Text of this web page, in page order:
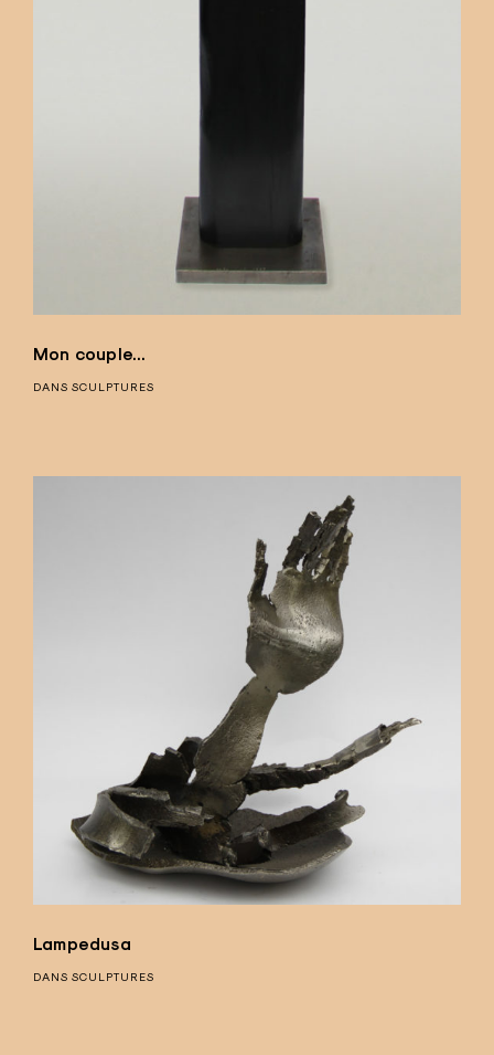
Mon couple…
DANS SCULPTURES
Lampedusa
DANS SCULPTURES